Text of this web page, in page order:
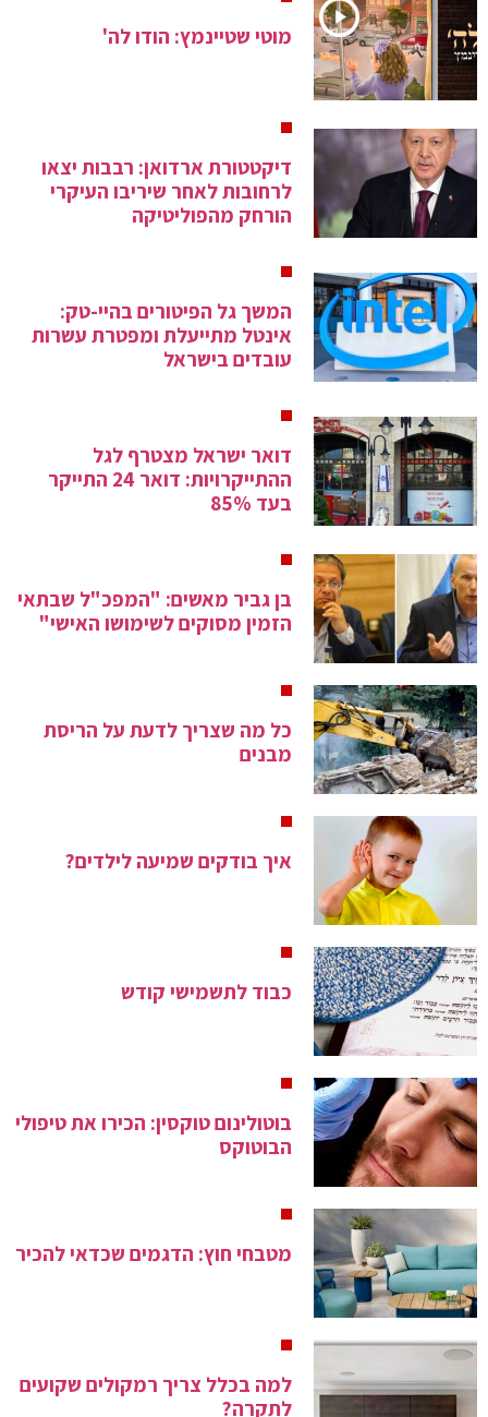
מוטי שטיינמץ: הודו לה'
דיקטטורת ארדואן: רבבות יצאו
לרחובות לאחר שיריבו העיקרי
הורחק מהפוליטיקה
המשך גל הפיטורים בהיי-טק:
אינטל מתייעלת ומפטרת עשרות
עובדים בישראל
דואר ישראל מצטרף לגל
ההתייקרויות: דואר 24 התייקר
בעד 85%
בן גביר מאשים: "המפכ"ל שבתאי
הזמין מסוקים לשימושו האישי"
כל מה שצריך לדעת על הריסת
מבנים
איך בודקים שמיעה לילדים?
כבוד לתשמישי קודש
בוטולינום טוקסין: הכירו את טיפולי
הבוטוקס
מטבחי חוץ: הדגמים שכדאי להכיר
למה בכלל צריך רמקולים שקועים
לתקרה?